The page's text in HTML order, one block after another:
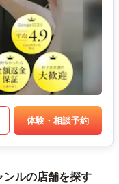
体験・相談予約
ンルの店舗を探す